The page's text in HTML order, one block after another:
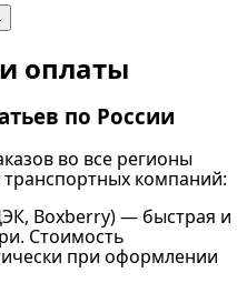
оплаты
по России
во все регионы
компаний:
Boxberry) — быстрая и
Стоимость
при оформлении